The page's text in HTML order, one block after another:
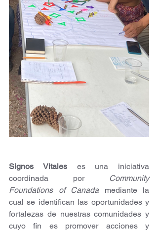
Signos Vitales es una iniciativa
coordinada por
Community
Foundations of Canada mediante la
cual se identifican las oportunidades y
fortalezas de nuestras comunidades y
cuyo fin es promover acciones y